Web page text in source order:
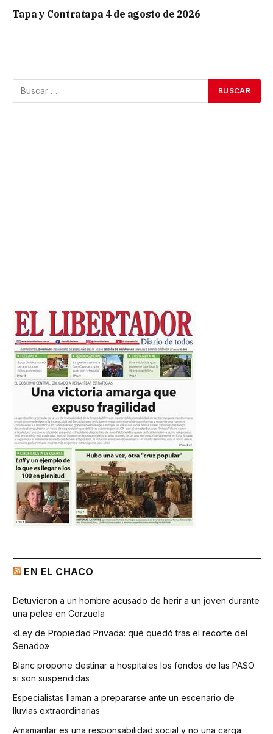
Tapa y Contratapa 4 de agosto de 2026
EN EL CHACO
Detuvieron a un hombre acusado de herir a un joven durante
una pelea en Corzuela
«Ley de Propiedad Privada: qué quedó tras el recorte del
Senado»
Blanc propone destinar a hospitales los fondos de las PASO
si son suspendidas
Especialistas llaman a prepararse ante un escenario de
lluvias extraordinarias
Amamantar es una responsabilidad social y no una carga